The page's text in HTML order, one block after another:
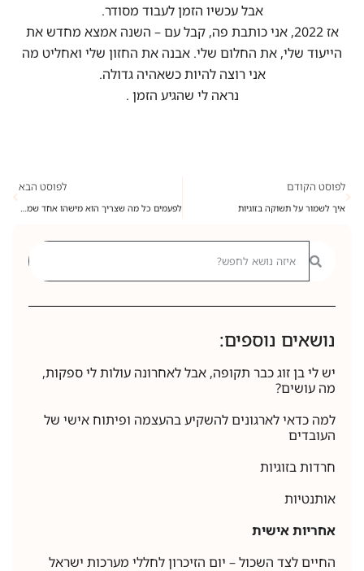
אבל עכשיו הזמן לעבוד מסודר.
אז 2022, אני כותבת פה, קבל עם – השנה אמצא מחדש את
הייעוד שלי, את החלום שלי. אבנה את החזון שלי ואחליט מה
אני רוצה להיות כשאהיה גדולה.
נראה לי שהגיע הזמן .
לפוסט הקודם
איך לשמור על תשוקה בזוגיות
לפוסט הבא
לפעמים כל מה שצריך הוא מישהו אחד שמאמין בך.
נושאים נוספים:
יש לי בן זוג כבר תקופה, אבל לאחרונה עולות לי ספקות,
מה עושים?
למה כדאי לארגונים להשקיע בהעצמה ופיתוח אישי של
העובדים
חרדות בזוגיות
אותנטיות
אחריות אישית
החיים לצד השכול – יום הזיכרון לחללי מערכות ישראל